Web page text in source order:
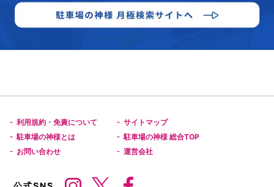
- 利用規約・免責について - サイトマップ
- 駐車場の神様とは - 駐車場の神様 総合TOP
- お問い合わせ - 運営会社